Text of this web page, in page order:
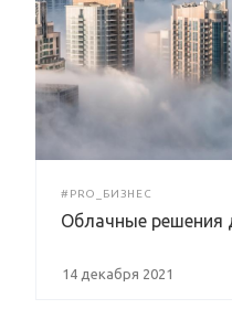
#PRO_БИЗНЕС
Облачные решения
14 декабря 2021